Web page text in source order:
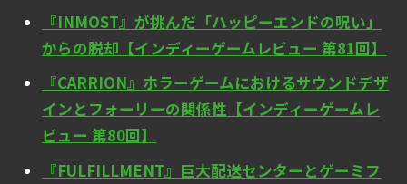
『INMOST』が挑んだ「ハッピーエンドの呪い」
からの脱却【インディーゲームレビュー 第81回】
『CARRION』ホラーゲームにおけるサウンドデザ
インとフォーリーの関係性【インディーゲームレ
ビュー 第80回】
『FULFILLMENT』巨大配送センターとゲーミフ